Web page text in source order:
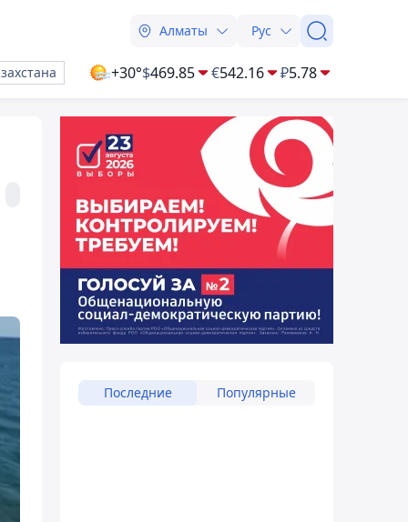
Алматы Рус
+30°$469.85 €542.16 ₽5.78
Последние Популярные